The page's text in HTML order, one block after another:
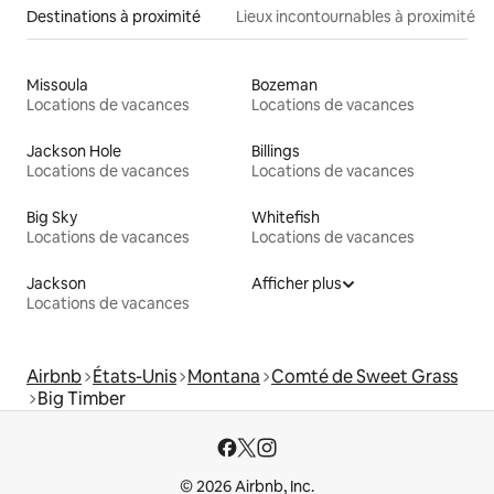
Destinations à proximité Lieux incontournables à proximité
Missoula
Locations de vacances
Bozeman
Locations de vacances
Jackson Hole
Locations de vacances
Billings
Locations de vacances
Big Sky
Locations de vacances
Whitefish
Locations de vacances
Jackson
Locations de vacances
Afficher plus
Airbnb États-Unis Montana Comté de Sweet Grass
Big Timber
© 2026 Airbnb, Inc.